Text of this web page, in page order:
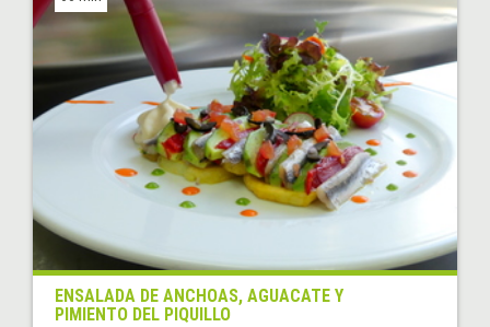
ENSALADA DE ANCHOAS, AGUACATE Y
PIMIENTO DEL PIQUILLO